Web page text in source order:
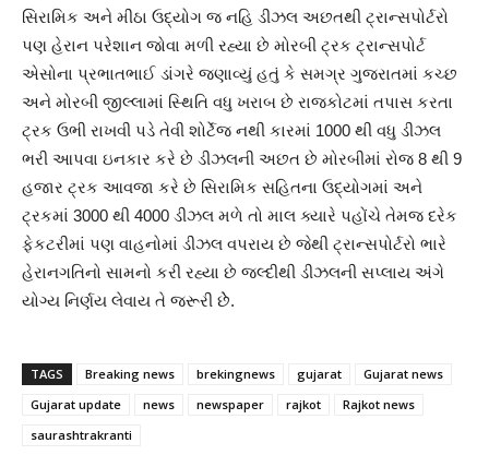
સિરામિક અને મીઠા ઉદ્યોગ જ નહિ ડીઝલ અછતથી ટ્રાન્સપોર્ટરો
પણ હેરાન પરેશાન જોવા મળી રહ્યા છે મોરબી ટ્રક ટ્રાન્સપોર્ટ
એસોના પ્રભાતભાઈ ડાંગરે જણાવ્યું હતું કે સમગ્ર ગુજરાતમાં કચ્છ
અને મોરબી જીલ્લામાં સ્થિતિ વધુ ખરાબ છે રાજકોટમાં તપાસ કરતા
ટ્રક ઉભી રાખવી પડે તેવી શોર્ટેજ નથી કારમાં 1000 થી વધુ ડીઝલ
ભરી આપવા ઇનકાર કરે છે ડીઝલની અછત છે મોરબીમાં રોજ 8 થી 9
હજાર ટ્રક આવજા કરે છે સિરામિક સહિતના ઉદ્યોગમાં અને
ટ્રકમાં 3000 થી 4000 ડીઝલ મળે તો માલ ક્યારે પહોંચે તેમજ દરેક
ફેકટરીમાં પણ વાહનોમાં ડીઝલ વપરાય છે જેથી ટ્રાન્સપોર્ટરો ભારે
હેરાનગતિનો સામનો કરી રહ્યા છે જલ્દીથી ડીઝલની સપ્લાય અંગે
યોગ્ય નિર્ણય લેવાય તે જરૂરી છેે.
TAGS Breaking news brekingnews gujarat
Gujarat news
Gujarat update
news newspaper rajkot
Rajkot news
saurashtrakranti